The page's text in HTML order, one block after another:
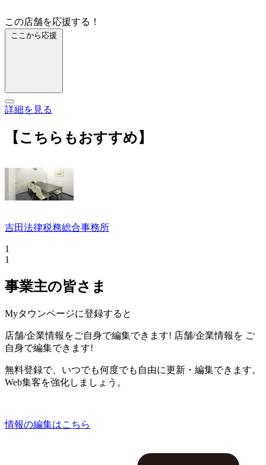
この店舗を応援する！
ここから応援
詳細を見る
【こちらもおすすめ】
吉田法律税務総合事務所
1
1
事業主の皆さま
Myタウンページに登録すると
店舗/企業情報をご自身で編集できます! 店舗/企業情報を ご
自身で編集できます!
無料登録で、いつでも何度でも自由に更新・編集できます。
Web集客を強化しましょう。
情報の編集はこちら